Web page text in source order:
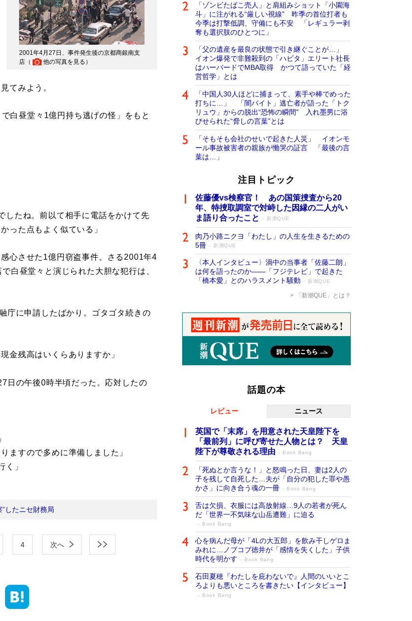
2001年4月27日、事件発生後の京都商銀南支
店（
他の写真を見る ）
てみよう。
白昼堂々1億円持ち逃げの怪」をもと
したね。前以て相手に電話をかけて先
った点もよく似ている」
心させた1億円窃盗事件。さる2001年4
白昼堂々と演じられた大胆な犯行は、
庁に申請したばかり。ゴタゴタ続きの
金残高はいくらありますか」
日の午後0時半頃だった。応対したの
ますので多めに準備しました」
く」
”したニセ財務局
4 次へ
「ゾンビたばこ売人」と肩組みショット「小園海
斗」に注がれる“厳しい視線” 昨季の首位打者も
今季は打撃低調、守備にも不安 「レギュラー剥
奪も選択肢のひとつに」
「父の遺産を最良の状態で引き継ぐことが…」
イオン爆発で非難殺到の「ハビタ」エリート社長
はハーバードでMBA取得 かつて語っていた「経
営哲学」とは
「中国人30人ほどに捕まって、素手や棒でめった
打ちに…」 「闇バイト」逃亡者が語った「トク
リュウ」からの脱出“恐怖の瞬間” 入れ墨男に浴
びせられた“脅しの言葉”とは
「そもそも会社のせいで起きた人災」 イオンモ
ール事故被害者の親族が慟哭の証言 「最後の言
葉は…」
注目トピック
佐藤優vs検察官！ あの国策捜査から20
年、特捜取調室で対峙した因縁の二人がい
ま語り合ったこと
新潮QUE
肉乃小路ニクヨ「わたし」の人生を生きるための
5冊
新潮QUE
〈本人インタビュー〉渦中の当事者「佐藤二朗」
は何を語ったのか――「フジテレビ」で起きた
「橋本愛」とのハラスメント騒動
新潮QUE
「新潮QUE」とは？
話題の本
レビュー ニュース
英国で「末席」を用意された天皇陛下を
「最前列」に呼び寄せた人物とは？ 天皇
陛下が尊敬される理由
Book Bang
「死ぬとか言うな！」と怒鳴った日、妻は2人の
子を残して自死した…夫が「自分の犯した罪や愚
かさ」に向き合う魂の一冊
Book Bang
舌は欠損、衣服には高放射線…9人の若者が死ん
だ「世界一不気味な山岳遭難」に迫る
Book Bang
心を病んだ母が「4Lの大五郎」を飲み干しゲロま
みれに…ノブコブ徳井が「感情を失くした」子供
時代を明かす
Book Bang
石田夏穂『わたしを庇わないで』人間のいいとこ
ろよりも悪いところを書きたい【インタビュー】
Book Bang